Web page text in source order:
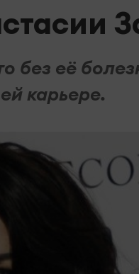
без её
карьере.